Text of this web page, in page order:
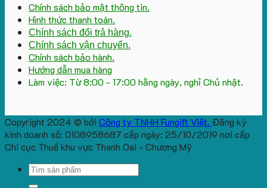
Chính sách bảo mật thông tin.
Hình thức thanh toán.
Chính sách đổi trả hàng.
Chính sách vận chuyển.
Chính sách bảo hành.
Hướng dẫn mua hàng
Làm việc: Từ 8:00 - 17:00 hằng ngày, nghỉ Chủ nhật.
Copyright 2024 © bởi Công ty TNHH Fungift Việt. Đăng ký
kinh doanh số: 0108958687 cấp ngày: 25/10/2019 nơi cấp
Chi cục Thuế khu vực Thanh Oai - Chương Mỹ
Search